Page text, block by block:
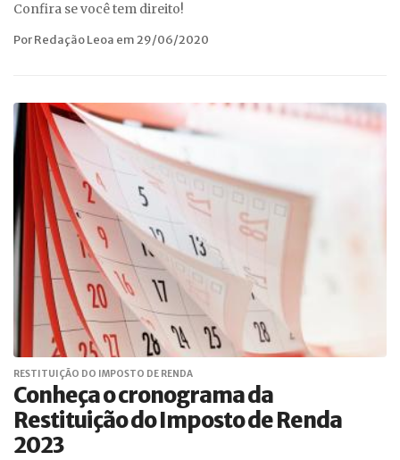
Confira se você tem direito!
Por Redação Leoa em 29/06/2020
RESTITUIÇÃO DO IMPOSTO DE RENDA
Conheça o cronograma da
Restituição do Imposto de Renda
2023